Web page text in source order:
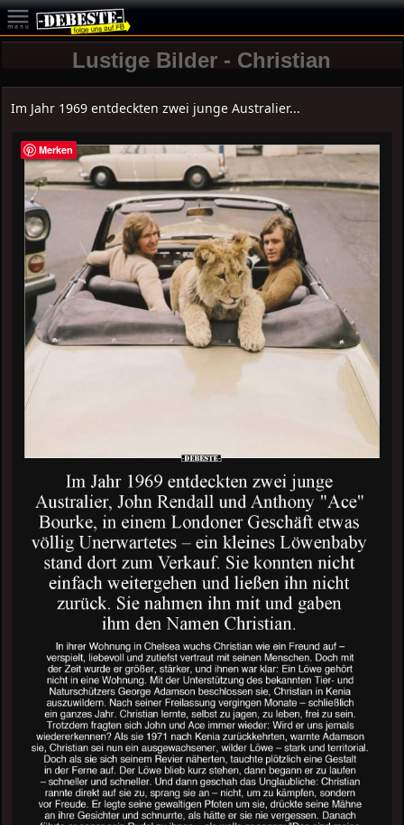
Lustige Bilder - Christian
Im Jahr 1969 entdeckten zwei junge Australier...
Merken